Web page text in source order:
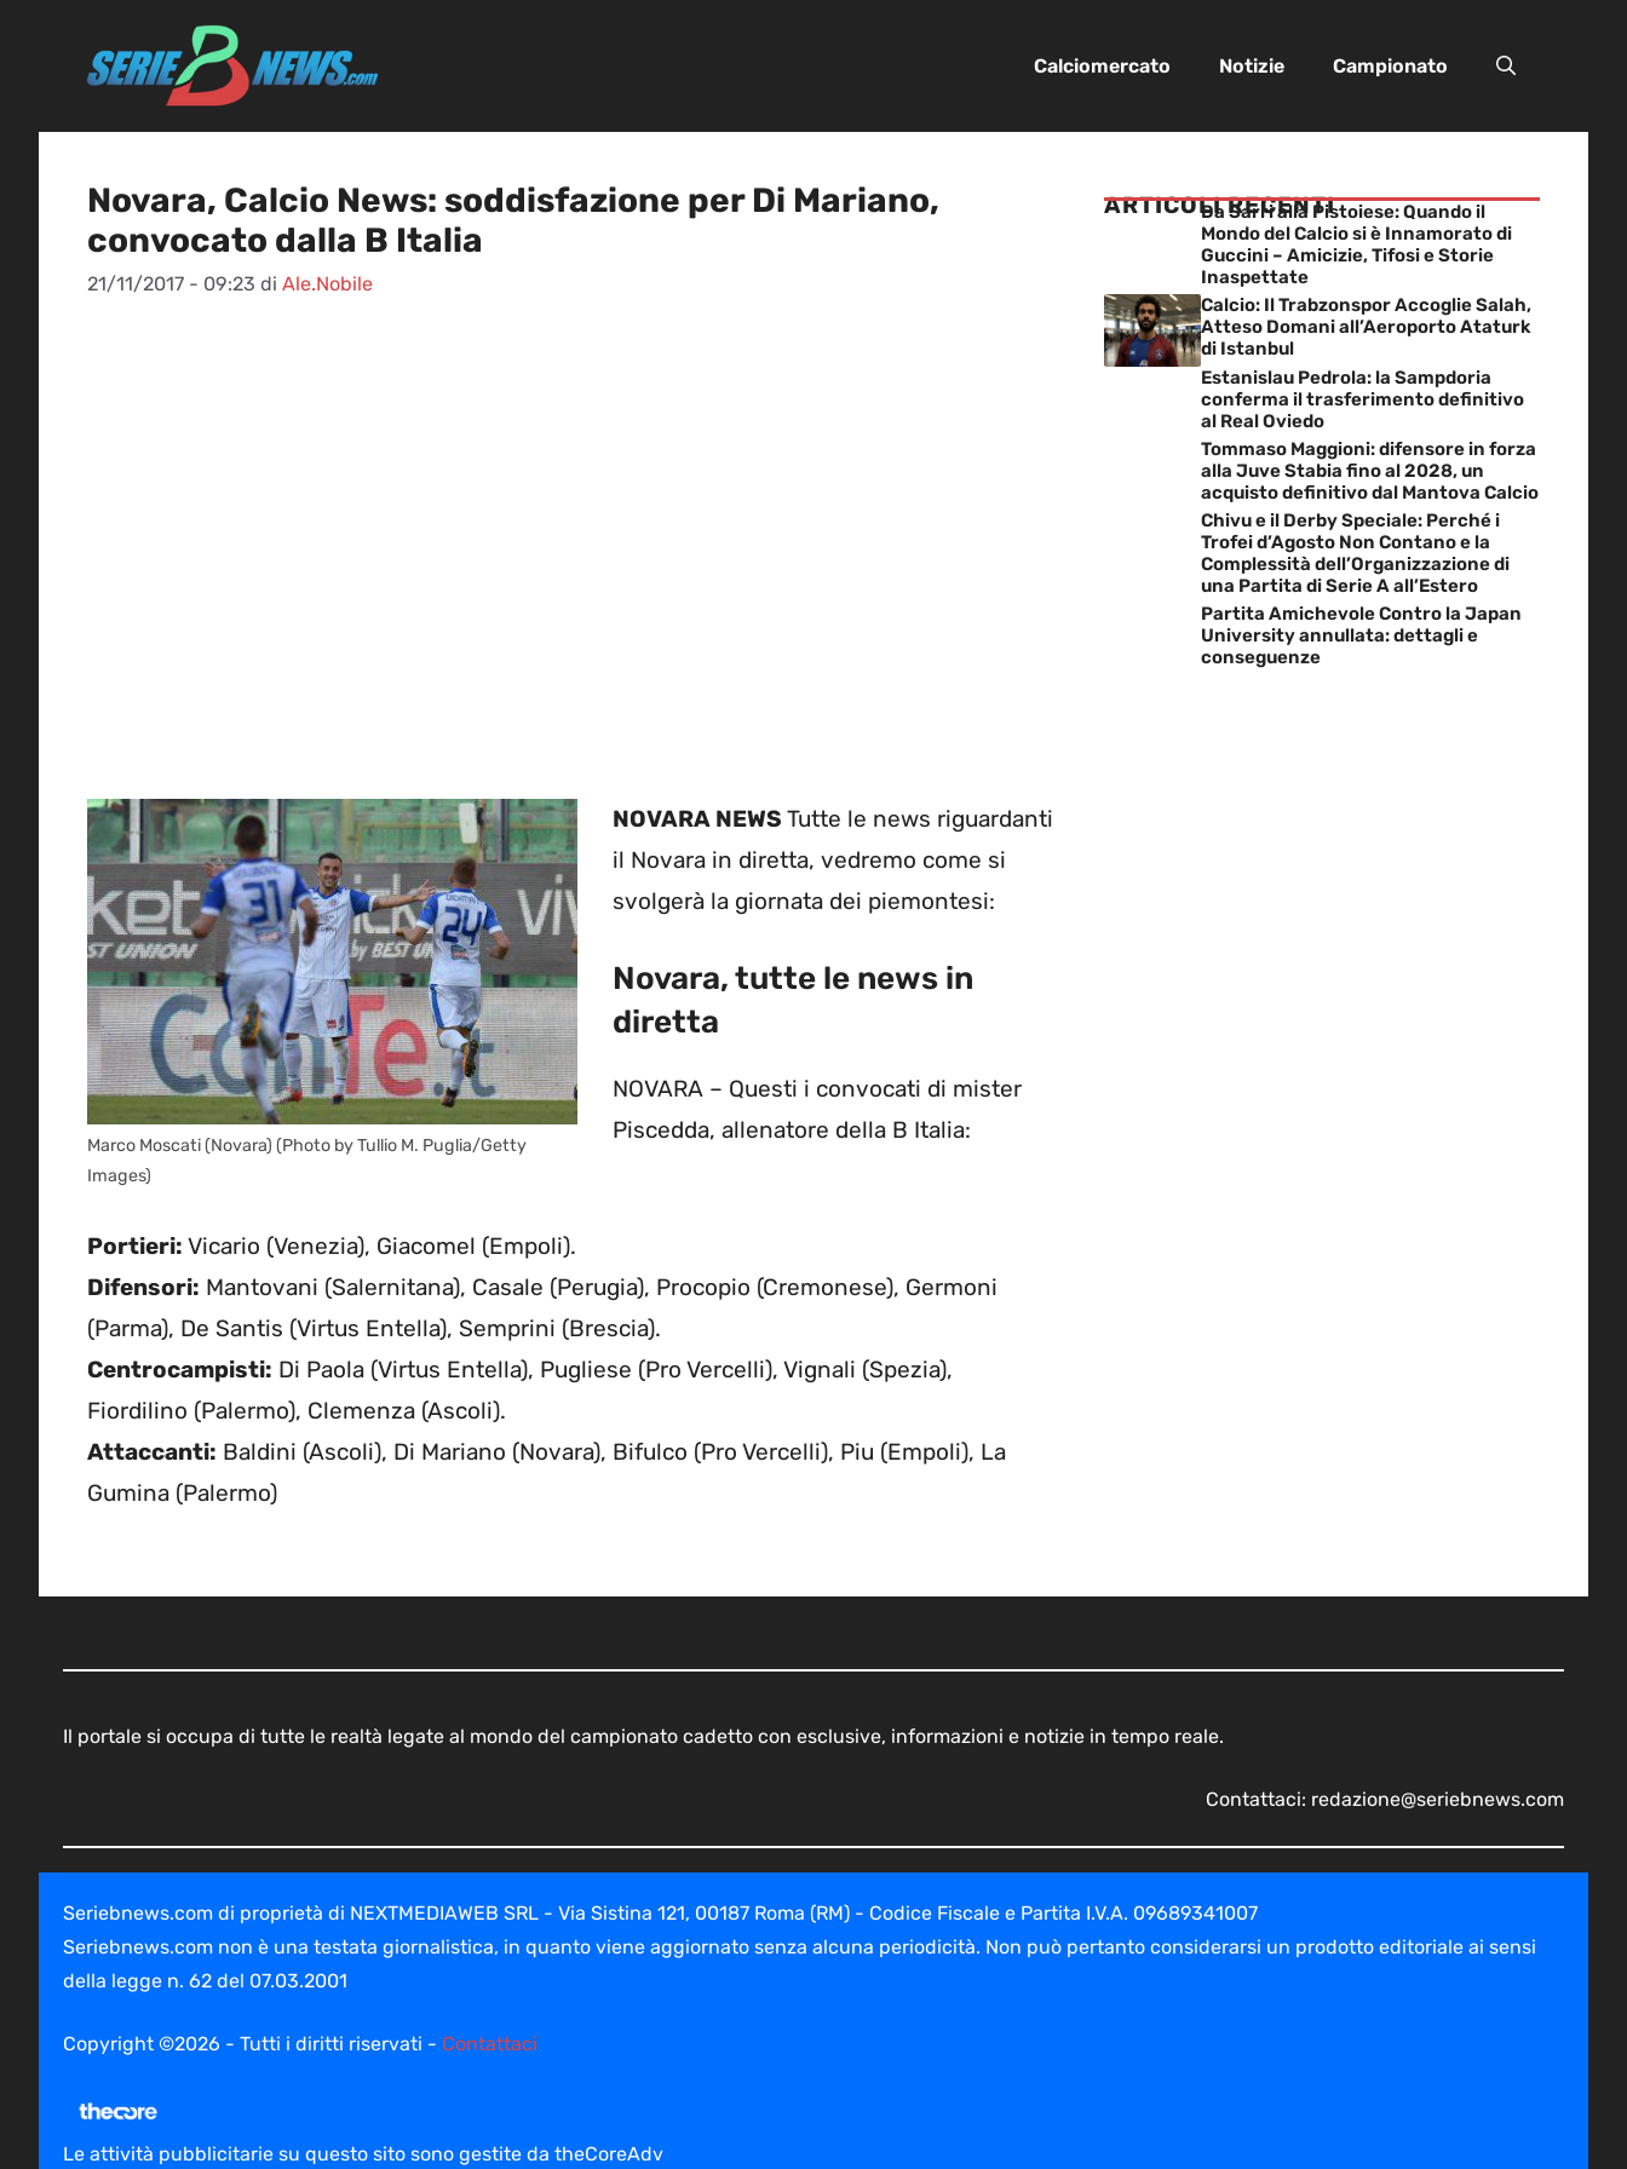
Calciomercato Notizie Campionato
Novara, Calcio News: soddisfazione per Di Mariano,
convocato dalla B Italia
21/11/2017 - 09:23 di Ale.Nobile
Marco Moscati (Novara) (Photo by Tullio M. Puglia/Getty
Images)
NOVARA NEWS Tutte le news riguardanti
il Novara in diretta, vedremo come si
svolgerà la giornata dei piemontesi:
Novara, tutte le news in
diretta
NOVARA – Questi i convocati di mister
Piscedda, allenatore della B Italia:
Portieri: Vicario (Venezia), Giacomel (Empoli).
Difensori: Mantovani (Salernitana), Casale (Perugia), Procopio (Cremonese), Germoni
(Parma), De Santis (Virtus Entella), Semprini (Brescia).
Centrocampisti: Di Paola (Virtus Entella), Pugliese (Pro Vercelli), Vignali (Spezia),
Fiordilino (Palermo), Clemenza (Ascoli).
Attaccanti: Baldini (Ascoli), Di Mariano (Novara), Bifulco (Pro Vercelli), Piu (Empoli), La
Gumina (Palermo)
ARTICOLI RECENTI
Da Sarri alla Pistoiese: Quando il
Mondo del Calcio si è Innamorato di
Guccini – Amicizie, Tifosi e Storie
Inaspettate
Calcio: Il Trabzonspor Accoglie Salah,
Atteso Domani all’Aeroporto Ataturk
di Istanbul
Estanislau Pedrola: la Sampdoria
conferma il trasferimento definitivo
al Real Oviedo
Tommaso Maggioni: difensore in forza
alla Juve Stabia fino al 2028, un
acquisto definitivo dal Mantova Calcio
Chivu e il Derby Speciale: Perché i
Trofei d’Agosto Non Contano e la
Complessità dell’Organizzazione di
una Partita di Serie A all’Estero
Partita Amichevole Contro la Japan
University annullata: dettagli e
conseguenze
Il portale si occupa di tutte le realtà legate al mondo del campionato cadetto con esclusive, informazioni e notizie in tempo reale.
Contattaci: redazione@seriebnews.com
Seriebnews.com di proprietà di NEXTMEDIAWEB SRL - Via Sistina 121, 00187 Roma (RM) - Codice Fiscale e Partita I.V.A. 09689341007
Seriebnews.com non è una testata giornalistica, in quanto viene aggiornato senza alcuna periodicità. Non può pertanto considerarsi un prodotto editoriale ai sensi
della legge n. 62 del 07.03.2001
Copyright ©2026 - Tutti i diritti riservati - Contattaci
Le attività pubblicitarie su questo sito sono gestite da theCoreAdv